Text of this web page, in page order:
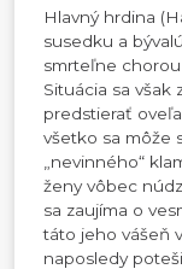
Hlavný hrdina
susedku a
smrteľne
Situácia sa však
predstierať
všetko sa môže
„nevinného“
ženy vôbec
sa zaujíma o
táto jeho vášeň
naposledy